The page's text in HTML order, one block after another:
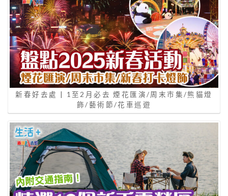
新春好去處 | 1至2月必去 煙花匯演/周末市集/熊貓燈
飾/藝術節/花車巡遊